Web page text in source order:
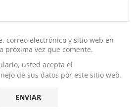
correo electrónico y sitio web en
próxima vez que comente.
usted acepta el
de sus datos por este sitio web.